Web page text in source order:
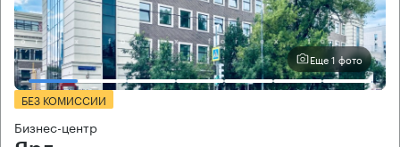
Еще 1 фото
БЕЗ КОМИССИИ
Бизнес-центр